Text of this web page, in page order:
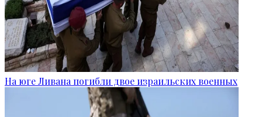
На юге Ливана погибли двое израильских военных